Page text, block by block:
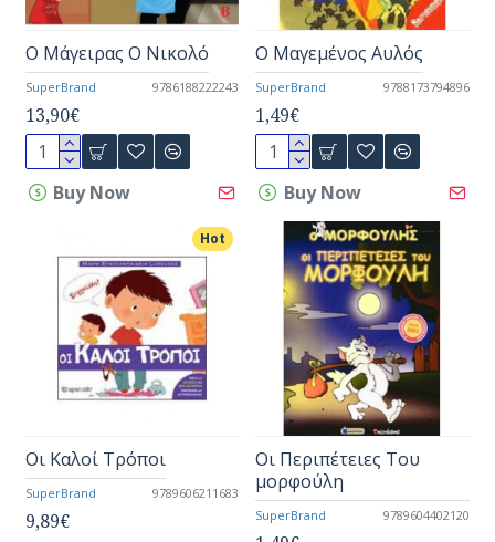
SuperBrand 9786188222243
Ο Μάγειρας Ο Νικολό
13,90€
Buy Now
SuperBrand 9788173794896
Ο Μαγεμένος Αυλός
1,49€
Buy Now
Hot
SuperBrand 9789606211683
Οι Καλοί Τρόποι
9,89€ SuperBrand 9789604402120
Οι Περιπέτειες Του
μορφούλη